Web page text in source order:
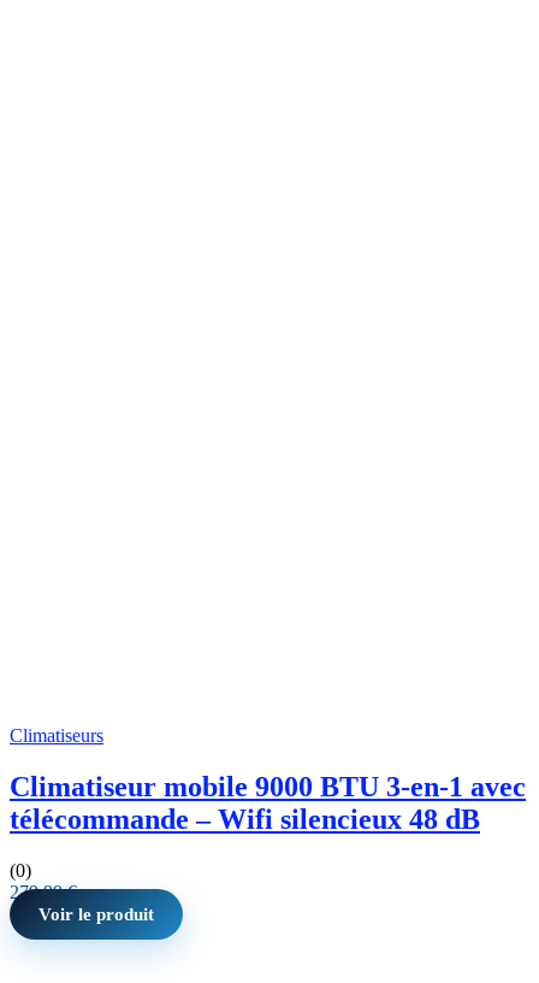
Climatiseurs
Climatiseur mobile 9000 BTU 3-en-1 avec
télécommande – Wifi silencieux 48 dB
(0)
279,99€
Voir le produit